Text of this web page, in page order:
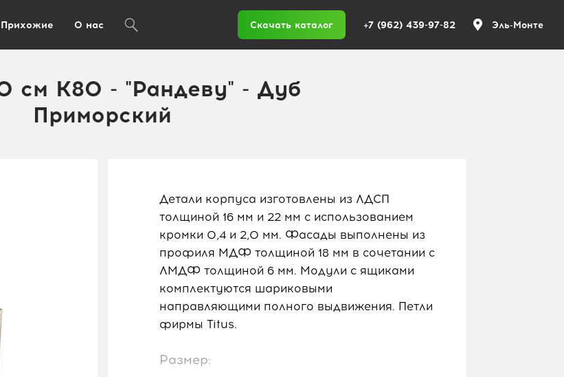
Прихожие О нас Скачать каталог +7 (962) 439-97-82 Эль-Монте
см K80 - "Рандеву" - Дуб
Приморский
Детали корпуса изготовлены из ЛДСП
толщиной 16 мм и 22 мм с использованием
кромки 0,4 и 2,0 мм. Фасады выполнены из
профиля МДФ толщиной 18 мм в сочетании с
ЛМДФ толщиной 6 мм. Модули с ящиками
комплектуются шариковыми
направляющими полного выдвижения. Петли
фирмы Titus.
Размер: